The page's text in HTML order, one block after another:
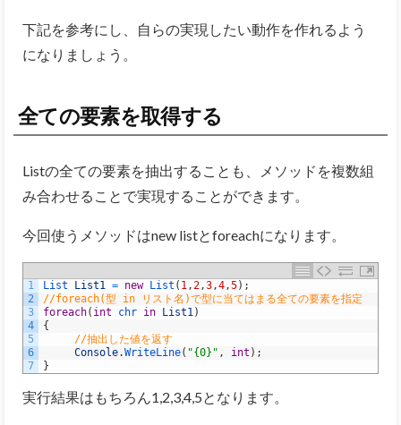
下記を参考にし、自らの実現したい動作を作れるよう
になりましょう。
全ての要素を取得する
Listの全ての要素を抽出することも、メソッドを複数組
み合わせることで実現することができます。
今回使うメソッドはnew listとforeachになります。
1
2
3
4
5
6
7
List List1 = new List ( 1,2,3,4,5) ;
//foreach(型 in リスト名)で型に当てはまる全ての要素を指定
foreach( int chr in List1)
{
//抽出した値を返す
Console.WriteLine( "{0}" , int ) ;
}
実行結果はもちろん1,2,3,4,5となります。